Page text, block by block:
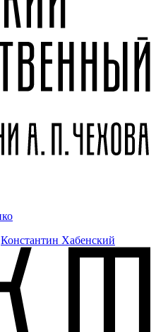
Константин Хабенский